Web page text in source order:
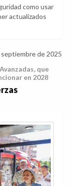
como usar
actualizados
de 2025
que
en 2028